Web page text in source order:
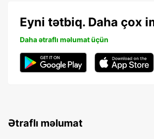
Eyni tətbiq. Daha çox
Daha ətraflı məlumat üçün
Ətraflı məlumat